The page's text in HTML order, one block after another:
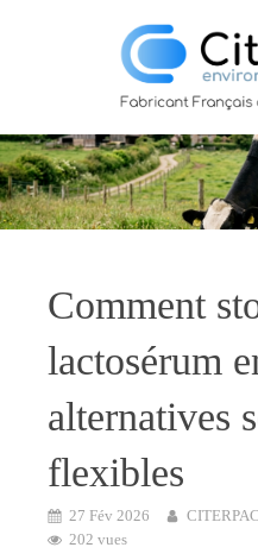
Comment
lactosérum
alternatives
flexibles
27 Fév 2026
202 vues